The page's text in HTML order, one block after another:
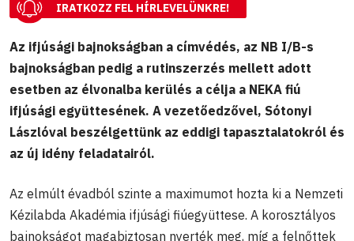
IRATKOZZ FEL HÍRLEVELÜNKRE!
Az ifjúsági bajnokságban a címvédés, az NB I/B-s
bajnokságban pedig a rutinszerzés mellett adott
esetben az élvonalba kerülés a célja a NEKA fiú
ifjúsági együttesének. A vezetőedzővel, Sótonyi
Lászlóval beszélgettünk az eddigi tapasztalatokról és
az új idény feladatairól.
Az elmúlt évadból szinte a maximumot hozta ki a Nemzeti
Kézilabda Akadémia ifjúsági fiúegyüttese. A korosztályos
bajnokságot magabiztosan nyerték meg, míg a felnőttek